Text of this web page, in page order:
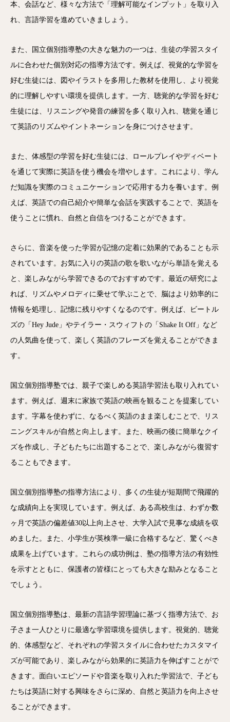
本、会話など、様々な方法で「理解可能なインプット」を取り入
れ、言語学習を進めていきましょう。
また、国立個別指導塾の大きな魅力の一つは、生徒の学習スタイ
ルに合わせた個別対応の指導方法です。例えば、視覚的な学習を
好む生徒には、図やイラストを多用した教材を使用し、より視覚
的に理解しやすい環境を提供します。一方、聴覚的な学習を好む
生徒には、リスニングや発音の練習を多く取り入れ、聴覚を通じ
て英語のリズムやイントネーションを身につけさせます。
また、体感型の学習を好む生徒には、ロールプレイやディベート
を通じて実際に英語を使う機会を増やします。これにより、学ん
だ知識を実際のコミュニケーションで応用する力を養います。例
えば、英語での自己紹介や簡単な会話を実践することで、英語を
使うことに慣れ、自然と自信をつけることができます。
さらに、音楽を使った学習が記憶の定着に効果的であることも示
されています。お気に入りの英語の歌を歌いながら単語を覚える
と、楽しみながら学習できるのでおすすめです。最近の研究によ
れば、リズムやメロディに乗せて学ぶことで、脳はより効率的に
情報を処理し、記憶に残りやすくなるのです。例えば、ビートル
ズの「Hey Jude」やテイラー・スウィフトの「Shake It Off」など
の人気曲を使って、楽しく英語のフレーズを覚えることができま
す。
国立個別指導塾では、親子で楽しめる英語学習法も取り入れてい
ます。例えば、週末に家族で英語の映画を観ることを提案してい
ます。字幕を使わずに、なるべく英語のまま楽しむことで、リス
ニングスキルが自然と向上します。また、映画の後に簡単なクイ
ズを作成し、子どもたちに出題することで、楽しみながら復習す
ることもできます。
国立個別指導塾の指導方法により、多くの生徒が短期間で飛躍的
な成績向上を実現しています。例えば、ある高校生は、わずか数
ヶ月で英語の偏差値30以上向上させ、大学入試で見事な成績を収
めました。また、小学生が英検準一級に合格するなど、驚くべき
成果を上げています。これらの成功例は、塾の指導方法の有効性
を示すとともに、保護者の皆様にとっても大きな励みとなること
でしょう。
国立個別指導塾は、最新の言語学習理論に基づく指導方法で、お
子さま一人ひとりに最適な学習環境を提供します。視覚的、聴覚
的、体感型など、それぞれの学習スタイルに合わせたカスタマイ
ズが可能であり、楽しみながら効果的に英語力を伸ばすことがで
きます。面白いエピソードや音楽を取り入れた学習法で、子ども
たちは英語に対する興味をさらに深め、自然と英語力を向上させ
ることができます。